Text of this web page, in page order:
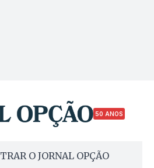
50 ANOS
O JORNAL OPÇÃO